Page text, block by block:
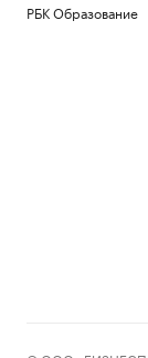
РБК Образование